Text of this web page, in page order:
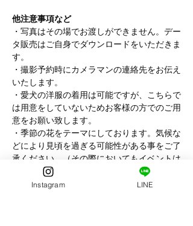
他注意事項など
・写真はその場でお渡しができません。デー
タ販売はご自身でダウンロードをいただきま
す。
・撮影予約時にカメラマンの連絡先をお伝え
いたします。
・愛犬の洋服の着用は可能ですが、こちらで
は用意をしていないためお客様の方でのご用
意をお願い致します。
・季節の花をテーマにしております。気候な
どにより見頃を過ぎる可能性がある事をご了
承ください。（その際においてもイベントは
開催します）
・頭数制限はありませんが数が増えるほど撮
Instagram LINE